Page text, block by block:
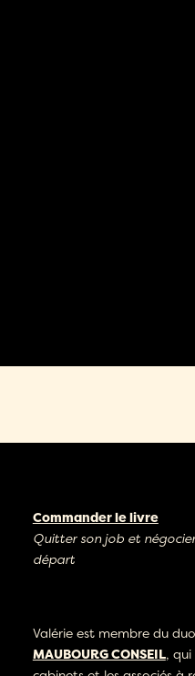
Commander le livre
Quitter son job et
départ
Valérie est membre du duo
MAUBOURG CONSEIL, qui